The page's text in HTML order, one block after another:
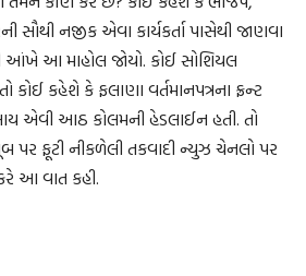
સૌથી નજીક એવા કાર્યકર્તા પાસેથી જાણવા
આ માહોલ જોયો. કોઈ સોશિયલ
કોઈ કહેશે કે ફલાણા વર્તમાનપત્રના ફ્રન્ટ
એવી આઠ કોલમની હેડલાઈન હતી. તો
પર ફૂટી નીકળેલી તકવાદી ન્યુઝ ચેનલો પર
આ વાત કહી.